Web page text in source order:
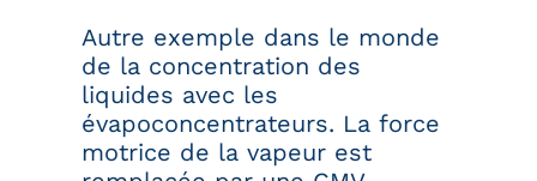
Autre exemple dans le monde
de la concentration des
liquides avec les
évapoconcentrateurs. La force
motrice de la vapeur est